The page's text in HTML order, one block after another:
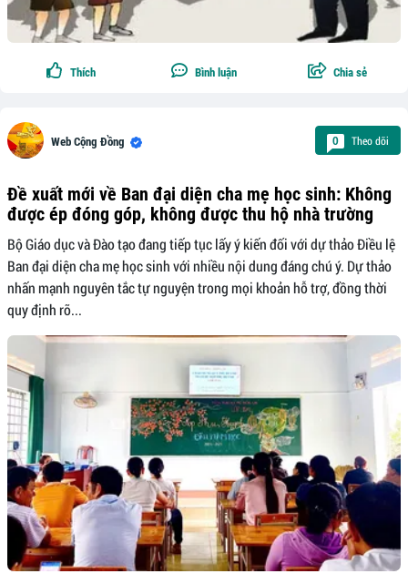
Thích Bình luận Chia sẻ
Web Cộng Đồng 0 Theo dõi
Đề xuất mới về Ban đại diện cha mẹ học sinh: Không
được ép đóng góp, không được thu hộ nhà trường
Bộ Giáo dục và Đào tạo đang tiếp tục lấy ý kiến đối với dự thảo Điều lệ
Ban đại diện cha mẹ học sinh với nhiều nội dung đáng chú ý. Dự thảo
nhấn mạnh nguyên tắc tự nguyện trong mọi khoản hỗ trợ, đồng thời
quy định rõ...